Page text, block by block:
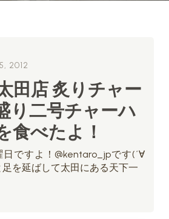
2012
田店 炙りチャー
り二号チャーハ
食べたよ！
ですよ！@kentaro_jpです(´∀
足を延ばして太田にある天下一